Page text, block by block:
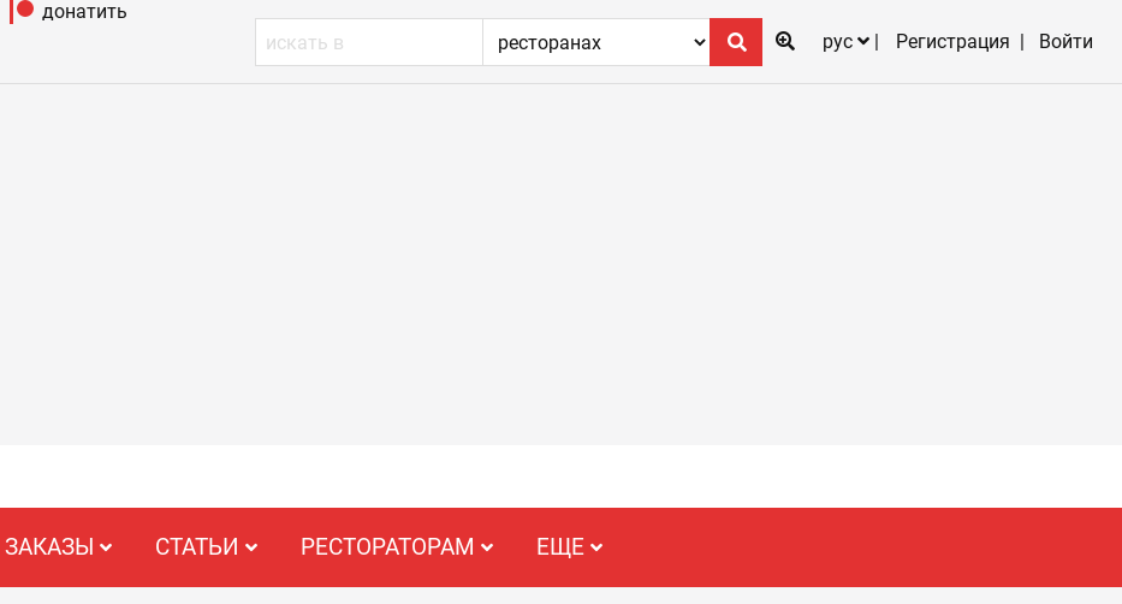
донатить
рус
Регистрация Войти
ЗАКАЗЫ СТАТЬИ РЕСТОРАТОРАМ ЕЩЕ